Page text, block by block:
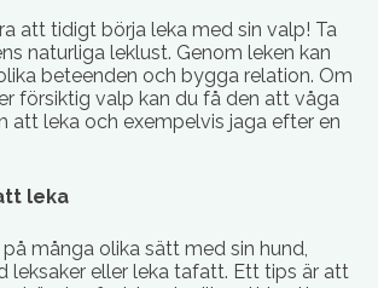
att tidigt börja leka med sin valp! Ta
naturliga leklust. Genom leken kan
beteenden och bygga relation. Om
försiktig valp kan du få den att våga
att leka och exempelvis jaga efter en
leka
många olika sätt med sin hund,
leksaker eller leka tafatt. Ett tips är att